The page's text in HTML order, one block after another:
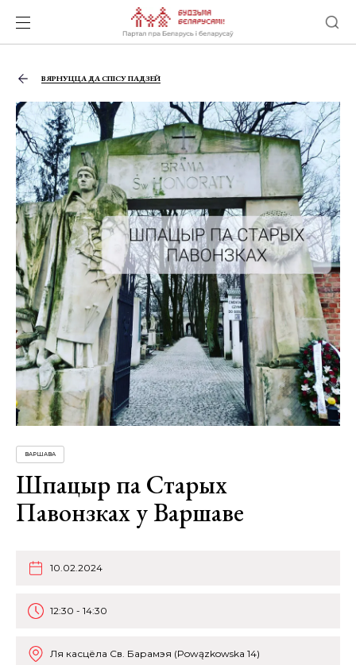
ВЯРНУЦЦА ДА СПІСУ ПАДЗЕЙ
ВАРШАВА
Шпацыр па Старых
Павонзках у Варшаве
10.02.2024
12:30 - 14:30
Ля касцёла Св. Барамэя (Powązkowska 14)